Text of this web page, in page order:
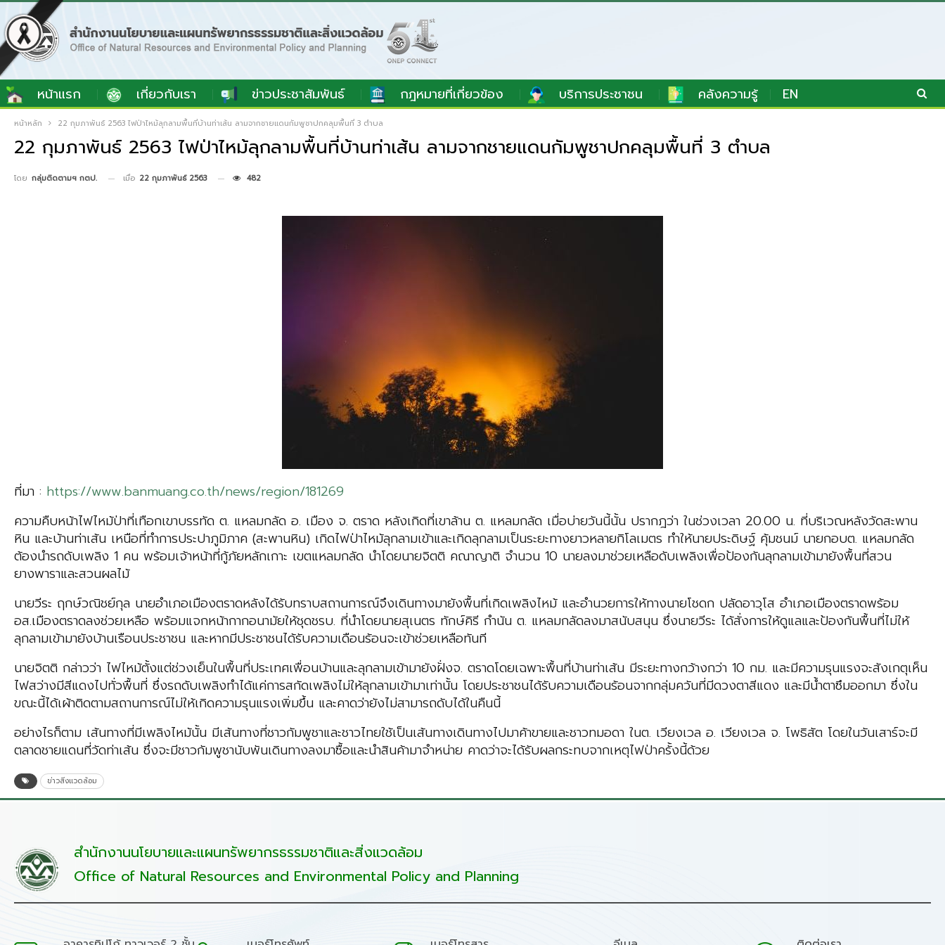
หน้าแรก เกี่ยวกับเรา ข่าวประชาสัมพันธ์ กฎหมายที่เกี่ยวข้อง บริการประชาชน คลังความรู้ EN
หน้าหลัก 22 กุมภาพันธ์ 2563 ไฟป่าไหม้ลุกลามพื้นที่บ้านท่าเส้น ลามจากชายแดนกัมพูชาปกคลุมพื้นที่ 3 ตำบล
22 กุมภาพันธ์ 2563 ไฟป่าไหม้ลุกลามพื้นที่บ้านท่าเส้น ลามจากชายแดนกัมพูชาปกคลุมพื้นที่ 3 ตำบล
โดย กลุ่มติดตามฯ กตป. เมื่อ 22 กุมภาพันธ์ 2563 482
ที่มา : https://www.banmuang.co.th/news/region/181269
ความคืบหน้าไฟไหม้ป่าที่เทือกเขาบรรทัด ต. แหลมกลัด อ. เมือง จ. ตราด หลังเกิดที่เขาล้าน ต. แหลมกลัด เมื่อบ่ายวันนี้นั้น ปรากฎว่า ในช่วงเวลา 20.00 น. ที่บริเวณหลังวัดสะพาน
หิน และบ้านท่าเส้น เหนือที่ทำการประปาภูมิภาค (สะพานหิน) เกิดไฟป่าไหม้ลุกลามเข้าและเกิดลุกลามเป็นระยะทางยาวหลายกิโลเมตร ทำให้นายประดิษฐ์ คุ้มชนม์ นายกอบต. แหลมกลัด
ต้องนำรถดับเพลิง 1 คน พร้อมเจ้าหน้าที่กู้ภัยหลักเกาะ เขตแหลมกลัด นำโดยนายจิตติ คณาญาติ จำนวน 10 นายลงมาช่วยเหลือดับเพลิงเพื่อป้องกันลุกลามเข้ามายังพื้นที่สวน
ยางพาราและสวนผลไม้
นายวีระ ฤกษ์วณิชย์กุล นายอำเภอเมืองตราดหลังได้รับทราบสถานการณ์จึงเดินทางมายังพื้นที่เกิดเพลิงไหม้ และอำนวยการให้ทางนายโชดก ปลัดอาวุโส อำเภอเมืองตราดพร้อม
อส.เมืองตราดลงช่วยเหลือ พร้อมแจกหน้ากากอนามัยให้ชุดชรบ. ที่นำโดยนายสุเนตร ทักษ์คิรี กำนัน ต. แหลมกลัดลงมาสนับสนุน ซึ่งนายวีระ ได้สั่งการให้ดูแลและป้องกันพื้นที่ไม่ให้
ลุกลามเข้ามายังบ้านเรือนประชาชน และหากมีประชาชนได้รับความเดือนร้อนจะเข้าช่วยเหลือทันที
นายจิตติ กล่าวว่า ไฟไหม้ตั้งแต่ช่วงเย็นในพื้นที่ประเทศเพื่อนบ้านและลุกลามเข้ามายังฝั่งจ. ตราดโดยเฉพาะพื้นที่บ้านท่าเส้น มีระยะทางกว้างกว่า 10 กม. และมีความรุนแรงจะสังเกตุเห็น
ไฟสว่างมีสีแดงไปทั่วพื้นที่ ซึ่งรถดับเพลิงทำได้แค่การสกัดเพลิงไม่ให้ลุกลามเข้ามาเท่านั้น โดยประชาชนได้รับความเดือนร้อนจากกลุ่มควันที่มีดวงตาสีแดง และมีน้ำตาซึมออกมา ซึ่งใน
ขณะนี้ได้เผ้าติดตามสถานการณ์ไม่ให้เกิดความรุนแรงเพิ่มขึ้น และคาดว่ายังไม่สามารถดับได้ในคืนนี้
อย่างไรก็ตาม เส้นทางที่มีเพลิงไหม้นั้น มีเส้นทางที่ชาวกัมพูชาและชาวไทยใช้เป็นเส้นทางเดินทางไปมาค้าขายและชาวทมอดา ในต. เวียงเวล อ. เวียงเวล จ. โพธิสัต โดยในวันเสาร์จะมี
ตลาดชายแดนที่วัดท่าเส้น ซึ่งจะมีชาวกัมพูชานับพันเดินทางลงมาซื้อและนำสินค้ามาจำหน่าย คาดว่าจะได้รับผลกระทบจากเหตุไฟป่าครั้งนี้ด้วย
ข่าวสิ่งแวดล้อม
สำนักงานนโยบายและแผนทรัพยากรธรรมชาติและสิ่งแวดล้อม
Office of Natural Resources and Environmental Policy and Planning